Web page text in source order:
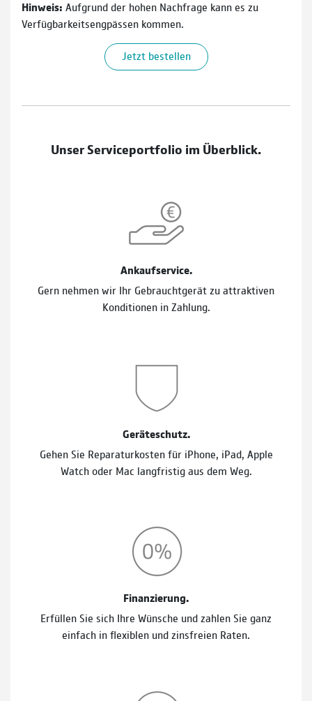
Hinweis: Aufgrund der hohen Nachfrage kann es zu
Verfügbarkeitsengpässen kommen.
Jetzt bestellen
Unser Serviceportfolio im Überblick.
Ankaufservice.
Gern nehmen wir Ihr Gebrauchtgerät zu attraktiven
Konditionen in Zahlung.
Geräteschutz.
Gehen Sie Reparaturkosten für iPhone, iPad, Apple
Watch oder Mac langfristig aus dem Weg.
Finanzierung.
Erfüllen Sie sich Ihre Wünsche und zahlen Sie ganz
einfach in flexiblen und zinsfreien Raten.